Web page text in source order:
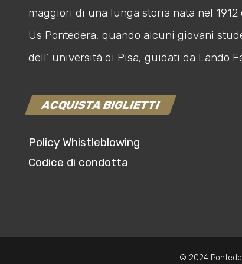
maggiori di una lunga storia nata nel 1912
Us Pontedera, quando alcuni giovani
dell’ università di Pisa, guidati da Lando
ACQUISTA BIGLIETTI
Policy Whistleblowing
Codice di condotta
© 2024